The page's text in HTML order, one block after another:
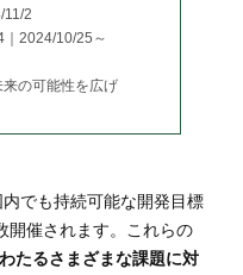
11/2
｜2024/10/25～
の可能性を広げ
でも持続可能な開発目標
開催されます。これらの
たるさまざまな課題に対